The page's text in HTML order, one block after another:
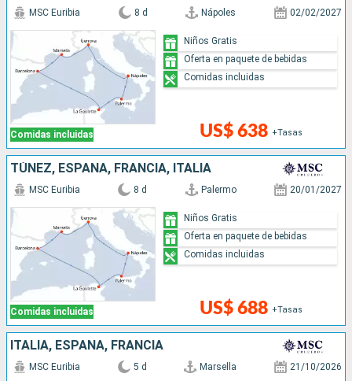
Comidas incluidas
MSC Euribia 8 d Nápoles 02/02/2027
US$ 638 +Tasas
Niños Gratis
Oferta en paquete de bebidas
Comidas incluidas
TÚNEZ, ESPAÑA, FRANCIA, ITALIA
Comidas incluidas
MSC Euribia 8 d Palermo 20/01/2027
US$ 688 +Tasas
Niños Gratis
Oferta en paquete de bebidas
Comidas incluidas
ITALIA, ESPAÑA, FRANCIA
MSC Euribia 5 d Marsella 21/10/2026